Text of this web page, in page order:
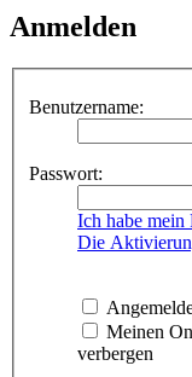
Anmelden
Benutzername:
Passwort:
Ich habe mein
Die
Meinen
verbergen